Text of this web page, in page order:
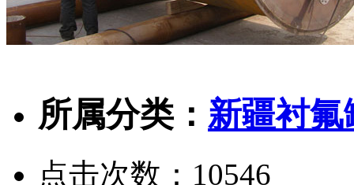
所属分类： 新疆衬氟
点击次数： 10546